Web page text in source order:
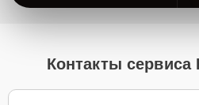
Контакты сервиса